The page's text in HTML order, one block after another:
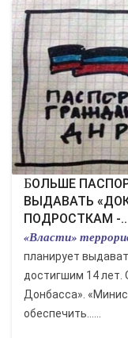
БОЛЬШЕ ПАСПОРТОВ: В «ДНР» БУДУТ
ВЫДАВАТЬ
ПОДРОСТКАМ -..
«Власти»
планирует
достигшим 14 лет.
Донбасса».
обеспечить......